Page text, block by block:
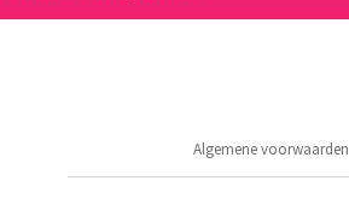
Algemene voorwaarden